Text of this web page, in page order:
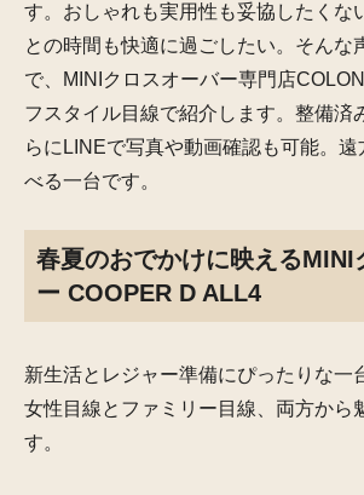
す。おしゃれも実用性も妥協したくな
との時間も快適に過ごしたい。そんな
で、MINIクロスオーバー専門店
フスタイル目線で紹介します。整備済
らにLINEで写真や動画確認も可能。
べる一台です。
春夏のおでかけに映えるMINI
ー COOPER D ALL4
新生活とレジャー準備にぴったりな一
女性目線とファミリー目線、両方から
す。